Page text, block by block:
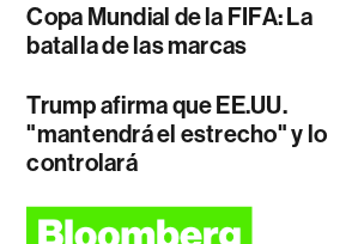
Copa Mundial de la FIFA: La
batalla de las marcas
Trump afirma que EE.UU.
"mantendrá el estrecho" y lo
controlará